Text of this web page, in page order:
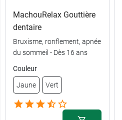
MachouRelax Gouttière
dentaire
Bruxisme, ronflement, apnée
du sommeil - Dès 16 ans
Couleur
Jaune Vert